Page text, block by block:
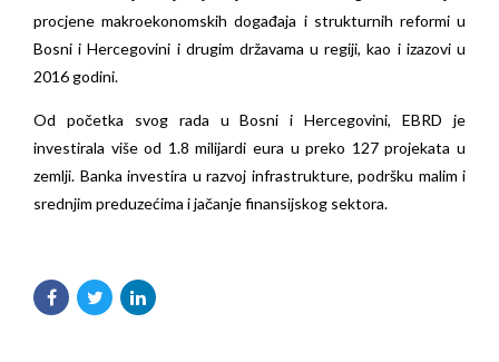
procjene makroekonomskih događaja i strukturnih reformi u
Bosni i Hercegovini i drugim državama u regiji, kao i izazovi u
2016 godini.
Od početka svog rada u Bosni i Hercegovini, EBRD je
investirala više od 1.8 milijardi eura u preko 127 projekata u
zemlji. Banka investira u razvoj infrastrukture, podršku malim i
srednjim preduzećima i jačanje finansijskog sektora.